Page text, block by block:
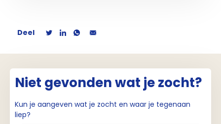
Deel
Niet gevonden wat je zocht?
Kun je aangeven wat je zocht en waar je tegenaan
liep?